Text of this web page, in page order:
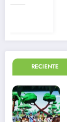
RECIENTE